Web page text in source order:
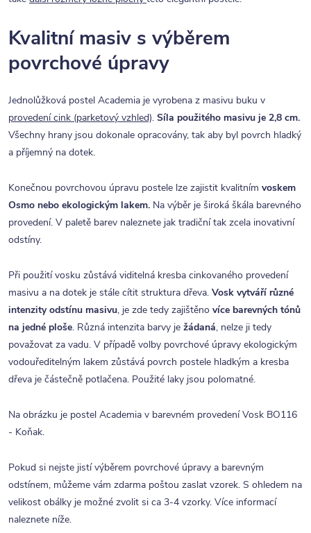
Kvalitní masiv s výběrem
povrchové úpravy
Jednolůžková postel Academia je vyrobena z masivu buku v
provedení cink (parketový vzhled). Síla použitého masivu je 2,8 cm.
Všechny hrany jsou dokonale opracovány, tak aby byl povrch hladký
a příjemný na dotek.
Konečnou povrchovou úpravu postele lze zajistit kvalitním voskem
Osmo nebo ekologickým lakem. Na výběr je široká škála barevného
provedení. V paletě barev naleznete jak tradiční tak zcela inovativní
odstíny.
Při použití vosku zůstává viditelná kresba cinkovaného provedení
masivu a na dotek je stále cítit struktura dřeva. Vosk vytváří různé
intenzity odstínu masivu, je zde tedy zajištěno více barevných tónů
na jedné ploše. Různá intenzita barvy je žádaná, nelze ji tedy
považovat za vadu. V případě volby povrchové úpravy ekologickým
vodouředitelným lakem zůstává povrch postele hladkým a kresba
dřeva je částečně potlačena. Použité laky jsou polomatné.
Na obrázku je postel Academia v barevném provedení Vosk BO116
- Koňak.
Pokud si nejste jistí výběrem povrchové úpravy a barevným
odstínem, můžeme vám zdarma poštou zaslat vzorek. S ohledem na
velikost obálky je možné zvolit si ca 3-4 vzorky. Více informací
naleznete níže.